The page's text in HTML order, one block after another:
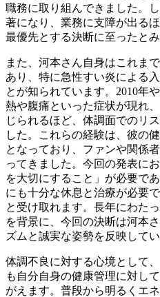
職務に取り組んできました。
著になり、業務に支障が出る
最優先とする決断に至ったとみ
また、河本さん自身はこれま
あり、特に急性すい炎による
とが知られています。2010年
熱や腹痛といった症状が現れ
じられるほど、体調面でのリ
した。これらの経験は、彼の
となっており、ファンや関係
ってきました。今回の発表に
を大切にすること」が必要で
にも十分な休息と治療が必要
と受け取れます。長年にわた
を背景に、今回の決断は河本
ズムと誠実な姿勢を反映して
体調不良に対する心境として
も自分自身の健康管理に対し
がえます。普段から明るくエ